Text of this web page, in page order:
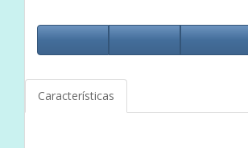
Características